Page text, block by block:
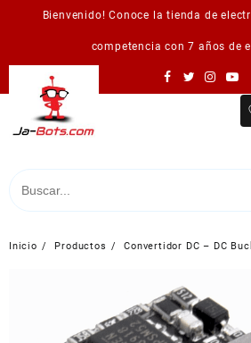
Bienvenido! Conoce la tienda de
competencia con 7 años de
Inicio Productos Convertidor DC – DC